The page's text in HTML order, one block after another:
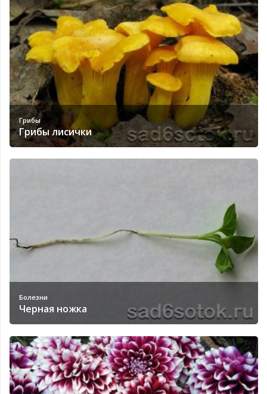
Грибы
Грибы лисички
Болезни
Черная ножка